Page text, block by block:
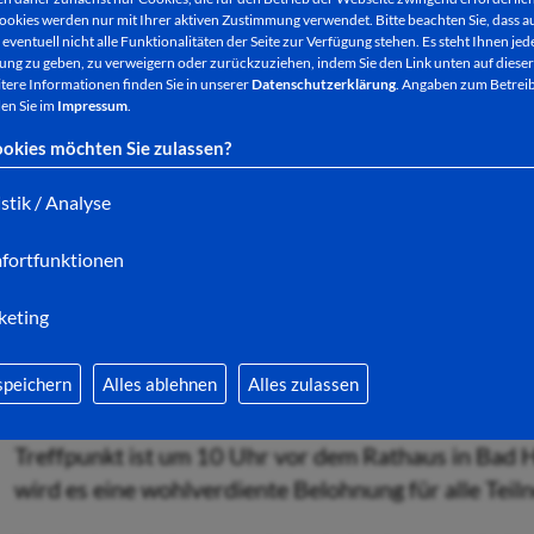
werden nur mit Ihrer aktiven Zustimmung verwendet. Bitte beachten Sie, dass
nicht alle Funktionalitäten der Seite zur Verfügung stehen. Es steht Ihnen
zu geben, zu verweigern oder zurückzuziehen, indem Sie den Link unten auf
Informationen finden Sie in unsererDatenschutzerklärung. Angaben zum
Sie im Impressum.
möchten Sie zulassen?
/ Analyse
Alles ablehnen Alles zulassen
wenn es um Selbstdisziplin im Umgang mit
Durch eine gemeinsame Reinigungsaktion am
Bewusstsein für die Umweltverschmutzung in
der Stadt in den Vorjahren waren durch die
Zu dieser Veranstaltung sind alle Bad Hersfelder
eingeladen. Auch eine Beteiligung von
Treffpunkt ist um 10 Uhr vor dem Rathaus in Bad
wird es eine wohlverdiente Belohnung für alle